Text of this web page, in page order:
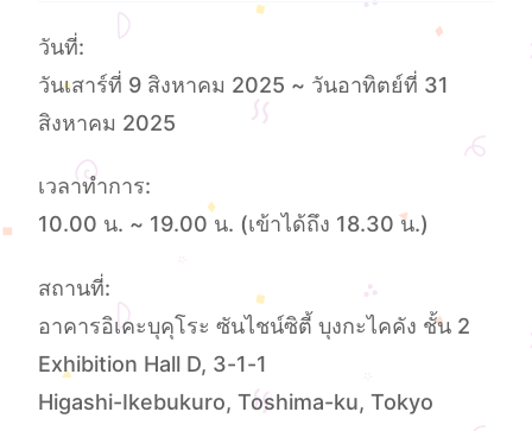
วันที่:
วันเสาร์ที่ 9 สิงหาคม 2025 ~ วันอาทิตย์ที่ 31
สิงหาคม 2025
เวลาทําการ:
10.00 น. ~ 19.00 น. (เข้าได้ถึง 18.30 น.)
สถานที่:
อาคารอิเคะบุคุโระ ซันไชน์ซิตี้ บุงกะไคคัง ชั้น 2
Exhibition Hall D, 3-1-1
Higashi-Ikebukuro, Toshima-ku, Tokyo